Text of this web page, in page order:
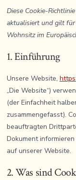
Diese Cookie-
aktualisiert und gilt
Wohnsitz im
1. Einführung
Unsere Website,
„Die Website“)
(der Einfachheit
zusammengefasst).
beauftragten
Dokument
auf unserer Website.
2. Was sind